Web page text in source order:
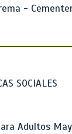
-
SOCIALES
Adultos